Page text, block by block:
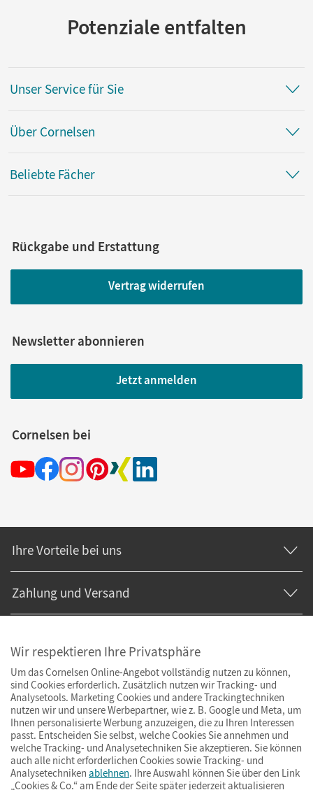
Potenziale entfalten
Unser Service für Sie
Über Cornelsen
Beliebte Fächer
Rückgabe und Erstattung
Vertrag widerrufen
Newsletter abonnieren
Jetzt anmelden
Cornelsen bei
Ihre Vorteile bei uns
Zahlung und Versand
Wir respektieren Ihre Privatsphäre
Um das Cornelsen Online-Angebot vollständig nutzen zu können,
sind Cookies erforderlich. Zusätzlich nutzen wir Tracking- und
Analysetools. Marketing Cookies und andere Trackingtechniken
nutzen wir und unsere Werbepartner, wie z. B. Google und Meta, um
Ihnen personalisierte Werbung anzuzeigen, die zu Ihren Interessen
passt. Entscheiden Sie selbst, welche Cookies Sie annehmen und
welche Tracking- und Analysetechniken Sie akzeptieren. Sie können
auch alle nicht erforderlichen Cookies sowie Tracking- und
Analysetechniken ablehnen. Ihre Auswahl können Sie über den Link
„Cookies & Co.“ am Ende der Seite später jederzeit aktualisieren